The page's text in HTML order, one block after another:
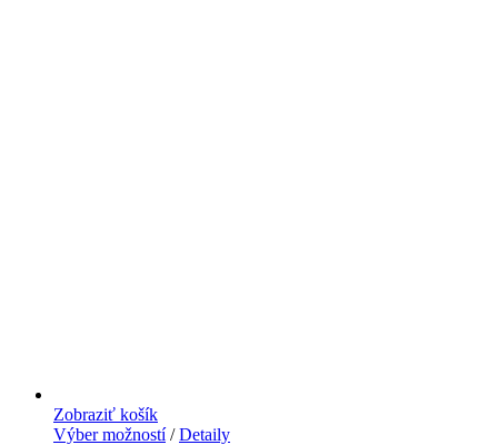
Zobraziť košík
Výber možností/ Detaily